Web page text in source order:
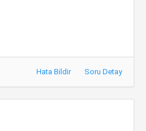
Hata Bildir Soru Detay